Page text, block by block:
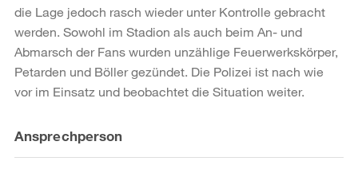
die Lage jedoch rasch wieder unter Kontrolle gebracht
werden. Sowohl im Stadion als auch beim An- und
Abmarsch der Fans wurden unzählige Feuerwerkskörper,
Petarden und Böller gezündet. Die Polizei ist nach wie
vor im Einsatz und beobachtet die Situation weiter.
Weitere
Informationen
Ansprechperson